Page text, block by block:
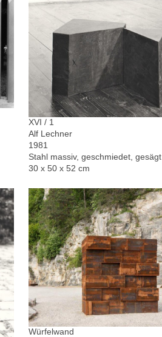
XVI / 1
Alf Lechner
1981
Stahl massiv, geschmiedet, gesägt
30 x 50 x 52 cm
Würfelwand